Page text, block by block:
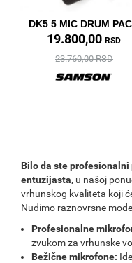
DK5 5 MIC DRUM
19.800,00 RSD
23.760,00 RSD
Bilo da ste
entuzijasta, u našoj
vrhunskog kvaliteta koji
Nudimo raznovrsne
Profesionalne
zvukom za vrhunske
Bežične mikrofone: